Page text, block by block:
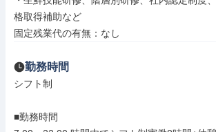
格取得補助など
固定残業代の有無：なし
勤務時間
シフト制
■勤務時間